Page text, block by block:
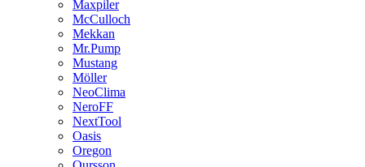
Maxpiler
McCulloch
Mekkan
Mr.Pump
Mustang
Möller
NeoClima
NeroFF
NextTool
Oasis
Oregon